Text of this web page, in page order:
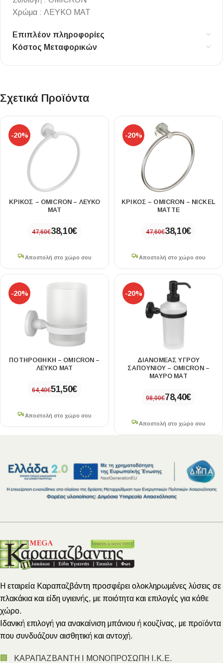
Χρώμα : ΛΕΥΚΟ ΜΑΤ
Επιπλέον πληροφορίες
Κόστος Μεταφορικών
Σχετικά Προϊόντα
-20%
ΚΡΙΚΟΣ – OMICRON – ΛΕΥΚΟ
ΜΑΤ
47,60€38,10€
Αποστολή στο χώρο σου
-20%
ΚΡΙΚΟΣ – OMICRON – NICKEL
MATTE
47,60€38,10€
Αποστολή στο χώρο σου
-20%
ΠΟΤΗΡΟΘΗΚΗ – OMICRON –
ΛΕΥΚΟ ΜΑΤ
64,40€51,50€
Αποστολή στο χώρο σου
-20%
ΔΙΑΝΟΜΕΑΣ ΥΓΡΟΥ
ΣΑΠΟΥΝΙΟΥ – OMICRON –
ΜΑΥΡΟ ΜΑΤ
98,00€78,40€
Αποστολή στο χώρο σου
Η εταιρεία Καραπαζβάντη προσφέρει ολοκληρωμένες λύσεις σε
πλακάκια και είδη υγιεινής, με ποιότητα και επιλογές για κάθε
χώρο.
Ιδανική επιλογή για ανακαίνιση μπάνιου ή κουζίνας, με προϊόντα
που συνδυάζουν αισθητική και αντοχή.
🏢 ΚΑΡΑΠΑΖΒΑΝΤΗ Ι ΜΟΝΟΠΡΟΣΩΠΗ Ι.Κ.Ε.